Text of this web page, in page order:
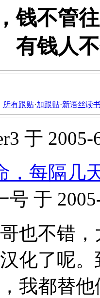
钱不管
有钱人
所有跟贴·加跟贴·新语丝读
于 2005-
，每隔几
号 于
也不错
化了呢
我都替